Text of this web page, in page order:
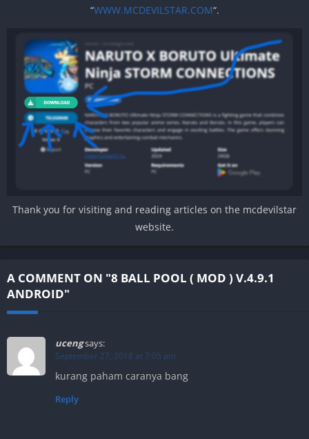
“WWW.MCDEVILSTAR.COM“.
Thank you for visiting and reading articles on the mcdevilstar
website.
A COMMENT ON "8 BALL POOL ( MOD ) V.4.9.1
ANDROID"
ucengsays:
September 27, 2018 at 7:05 pm
kurang paham caranya bang
Reply